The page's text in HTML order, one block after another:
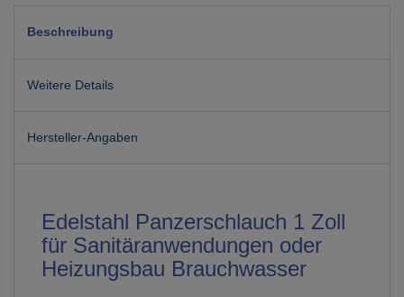
Beschreibung
Weitere Details
Hersteller-Angaben
Edelstahl Panzerschlauch 1 Zoll
für Sanitäranwendungen oder
Heizungsbau Brauchwasser